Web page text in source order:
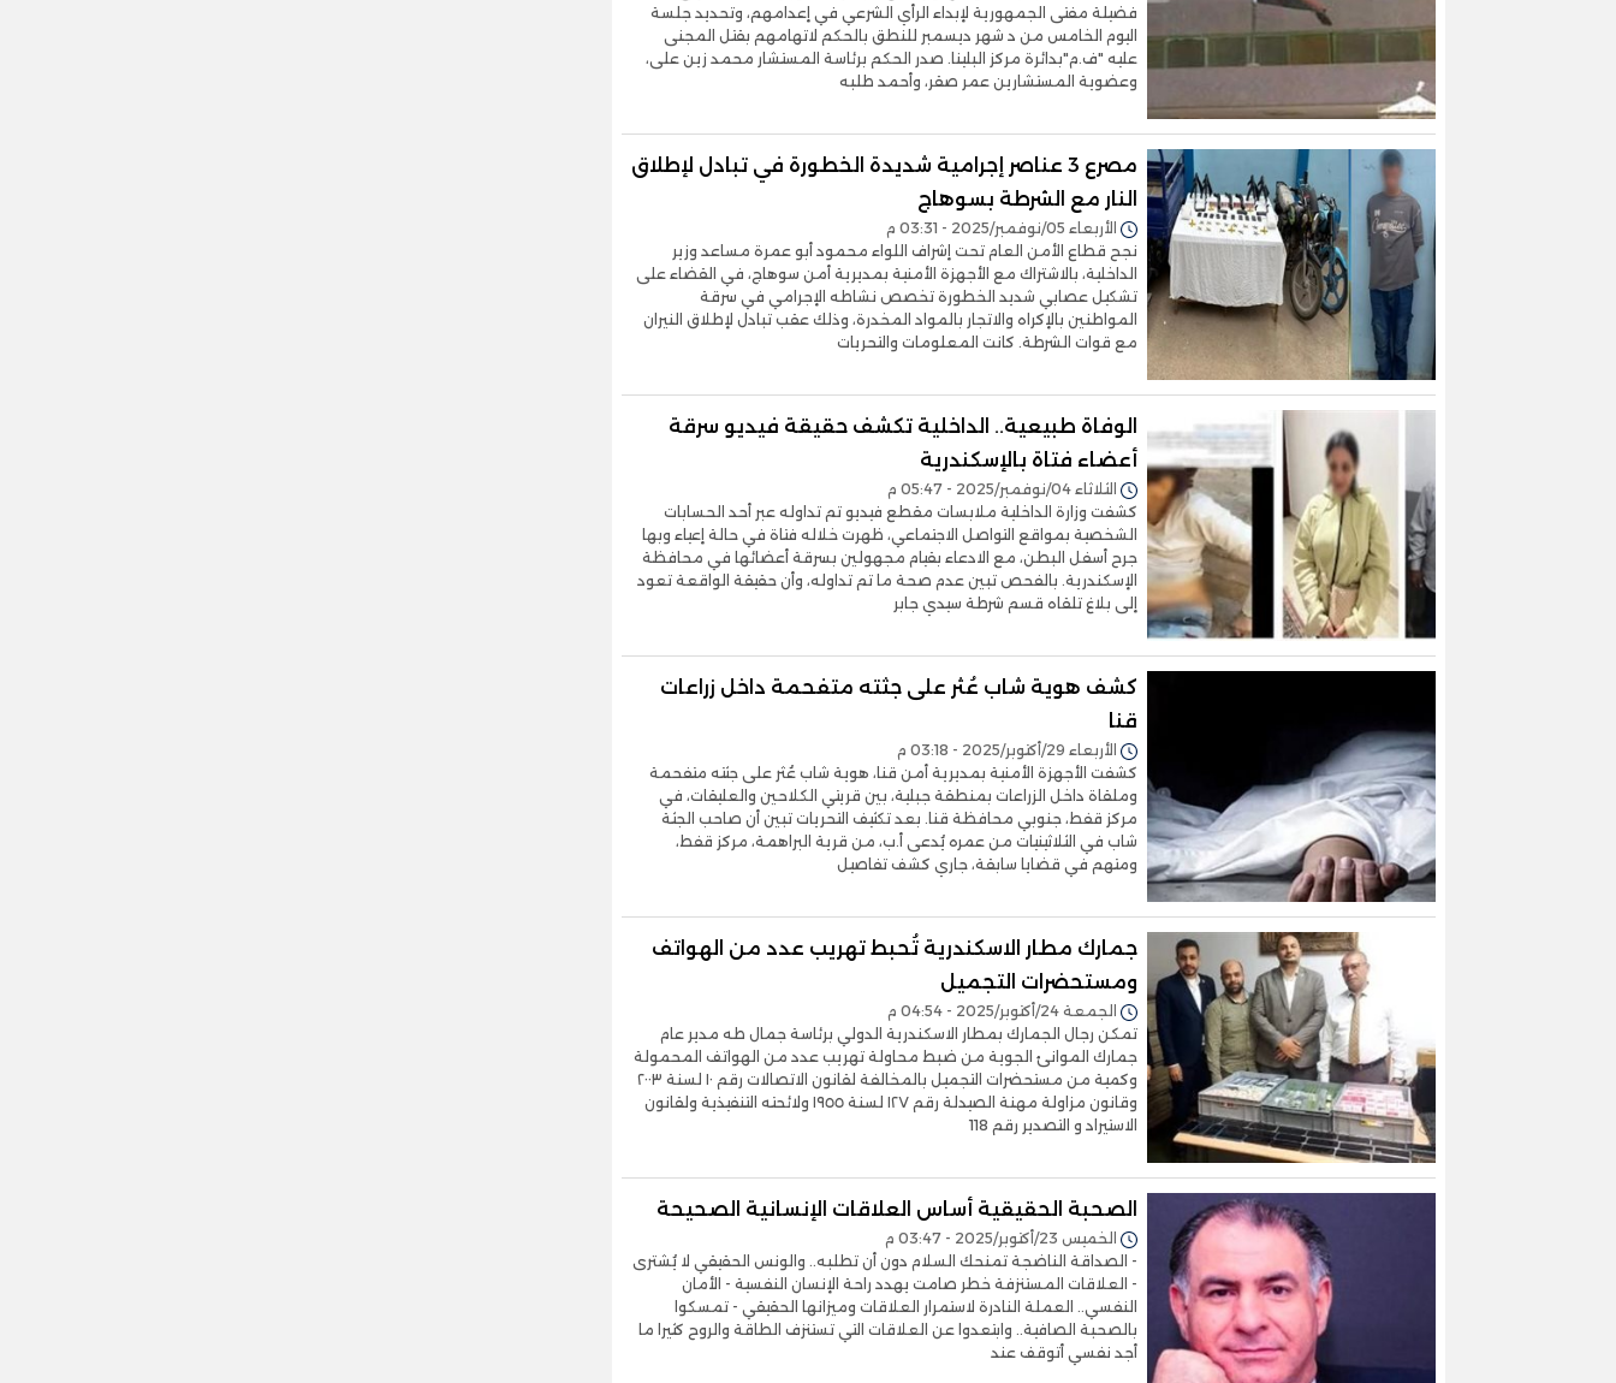
فضيلة مفتى الجمهورية لإبداء الرأي الشرعي في إعدامهم، وتحديد جلسة
اليوم الخامس من د شهر ديسمبر للنطق بالحكم لاتهامهم بقتل المجنى
عليه "ف.م"بدائرة مركز البلينا. صدر الحكم برئاسة المستشار محمد زين على،
وعضوية المستشارين عمر صقر، وأحمد طلبه
مصرع 3 عناصر إجرامية شديدة الخطورة في تبادل لإطلاق
النار مع الشرطة بسوهاج
الأربعاء 05/نوفمبر/2025 - 03:31 م
نجح قطاع الأمن العام تحت إشراف اللواء محمود أبو عمرة مساعد وزير
الداخلية، بالاشتراك مع الأجهزة الأمنية بمديرية أمن سوهاج، في القضاء على
تشكيل عصابي شديد الخطورة تخصص نشاطه الإجرامي في سرقة
المواطنين بالإكراه والاتجار بالمواد المخدرة، وذلك عقب تبادل لإطلاق النيران
مع قوات الشرطة. كانت المعلومات والتحريات
الوفاة طبيعية.. الداخلية تكشف حقيقة فيديو سرقة
أعضاء فتاة بالإسكندرية
الثلاثاء 04/نوفمبر/2025 - 05:47 م
كشفت وزارة الداخلية ملابسات مقطع فيديو تم تداوله عبر أحد الحسابات
الشخصية بمواقع التواصل الاجتماعي، ظهرت خلاله فتاة في حالة إعياء وبها
جرح أسفل البطن، مع الادعاء بقيام مجهولين بسرقة أعضائها في محافظة
الإسكندرية. بالفحص تبين عدم صحة ما تم تداوله، وأن حقيقة الواقعة تعود
إلى بلاغ تلقاه قسم شرطة سيدي جابر
كشف هوية شاب عُثر على جثته متفحمة داخل زراعات
قنا
الأربعاء 29/أكتوبر/2025 - 03:18 م
كشفت الأجهزة الأمنية بمديرية أمن قنا، هوية شاب عُثر على جثته متفحمة
وملقاة داخل الزراعات بمنطقة جبلية، بين قريتي الكلاحين والعليقات، في
مركز قفط، جنوبي محافظة قنا. بعد تكثيف التحريات تبين أن صاحب الجثة
شاب في الثلاثينيات من عمره يُدعى أ.ب، من قرية البراهمة، مركز قفط،
ومتهم في قضايا سابقة، جاري كشف تفاصيل
جمارك مطار الاسكندرية تُحبط تهريب عدد من الهواتف
ومستحضرات التجميل
الجمعة 24/أكتوبر/2025 - 04:54 م
تمكن رجال الجمارك بمطار الاسكندرية الدولي برئاسة جمال طه مدير عام
جمارك الموانئ الجوية من ضبط محاولة تهريب عدد من الهواتف المحمولة
وكمية من مستحضرات التجميل بالمخالفة لقانون الاتصالات رقم ١٠ لسنة ٢٠٠٣
وقانون مزاولة مهنة الصيدلة رقم ١٢٧ لسنة ١٩٥٥ ولائحته التنفيذية ولقانون
الاستيراد و التصدير رقم 118
الصحبة الحقيقية أساس العلاقات الإنسانية الصحيحة
الخميس 23/أكتوبر/2025 - 03:47 م
- الصداقة الناضجة تمنحك السلام دون أن تطلبه.. والونس الحقيقي لا يُشترى
- العلاقات المستنزفة خطر صامت يهدد راحة الإنسان النفسية - الأمان
النفسي.. العملة النادرة لاستمرار العلاقات وميزانها الحقيقي - تمسكوا
بالصحبة الصافية.. وابتعدوا عن العلاقات التي تستنزف الطاقة والروح كثيرا ما
أجد نفسي أتوقف عند